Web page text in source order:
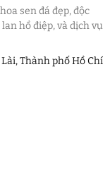
(41)
sen đá đẹp, độc
hồ điệp, và dịch vụ
Thành phố Hồ Chí